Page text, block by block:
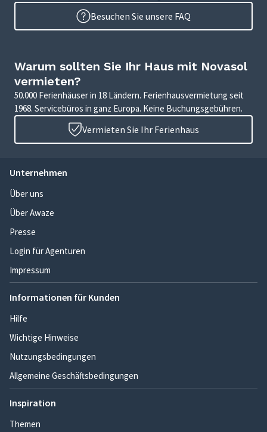
Besuchen Sie unsere FAQ
Warum sollten Sie Ihr Haus mit Novasol
vermieten?
50.000 Ferienhäuser in 18 Ländern. Ferienhausvermietung seit
1968. Servicebüros in ganz Europa. Keine Buchungsgebühren.
Vermieten Sie Ihr Ferienhaus
Unternehmen
Über uns
Über Awaze
Presse
Login für Agenturen
Impressum
Informationen für Kunden
Hilfe
Wichtige Hinweise
Nutzungsbedingungen
Allgemeine Geschäftsbedingungen
Inspiration
Themen